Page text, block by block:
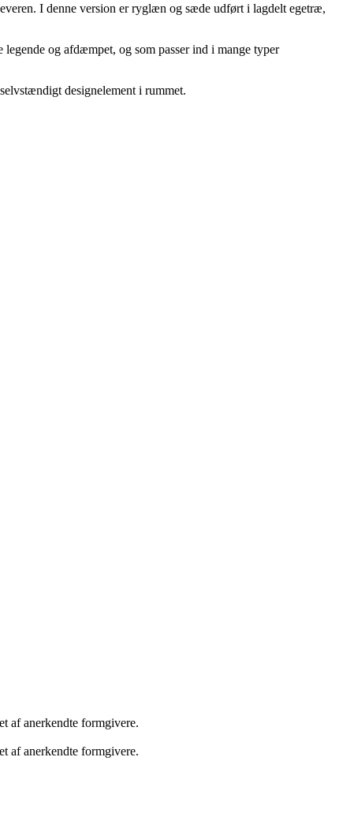
I denne version er ryglæn og sæde udført i lagdelt egetræ,
og afdæmpet, og som passer ind i mange typer
designelement i rummet.
af anerkendte formgivere.
af anerkendte formgivere.